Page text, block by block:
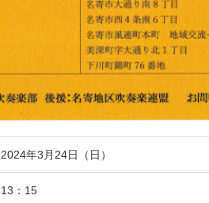
2024年3月24日（日）
13：15